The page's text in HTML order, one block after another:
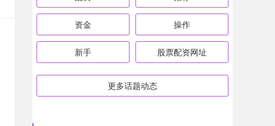
资金 操作
新手 股票配资网址
更多话题动态